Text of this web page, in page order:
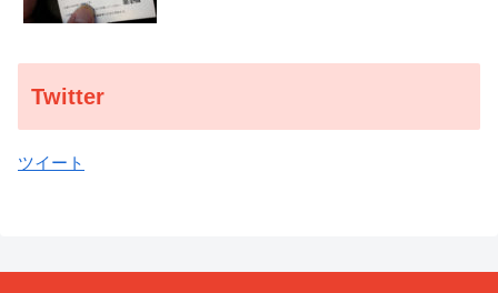
Twitter
ツイート